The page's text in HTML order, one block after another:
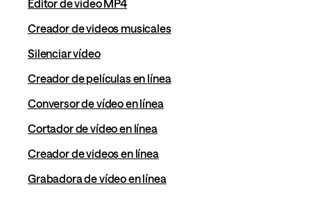
Editor de vídeo MP4
Creador de videos musicales
Silenciar vídeo
Creador de películas en línea
Conversor de vídeo en línea
Cortador de vídeo en línea
Creador de videos en línea
Grabadora de vídeo en línea